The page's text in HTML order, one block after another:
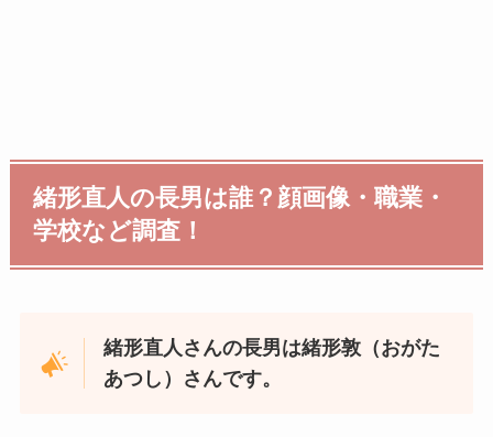
緒形直人の長男は誰？顔画像・職業・
学校など調査！
緒形直人さんの長男は緒形敦（おがた
あつし）さんです。